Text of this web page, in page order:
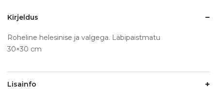
Kirjeldus
Roheline helesinise ja valgega. Läbipaistmatu
30×30 cm
Lisainfo